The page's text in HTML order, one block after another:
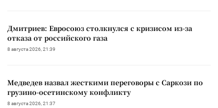
Дмитриев: Евросоюз столкнулся с кризисом из-за
отказа от российского газа
8 августа 2026, 21:39
Медведев назвал жесткими переговоры с Саркози по
грузино-осетинскому конфликту
8 августа 2026, 21:37